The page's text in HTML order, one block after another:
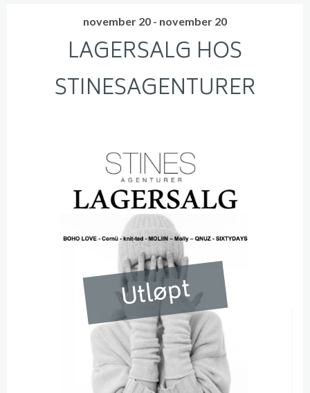
november 20 - november 20
LAGERSALG HOS
STINESAGENTURER
Utløpt